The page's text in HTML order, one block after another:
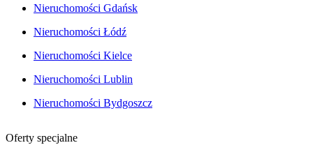
Nieruchomości Gdańsk
Nieruchomości Łódź
Nieruchomości Kielce
Nieruchomości Lublin
Nieruchomości Bydgoszcz
Oferty specjalne